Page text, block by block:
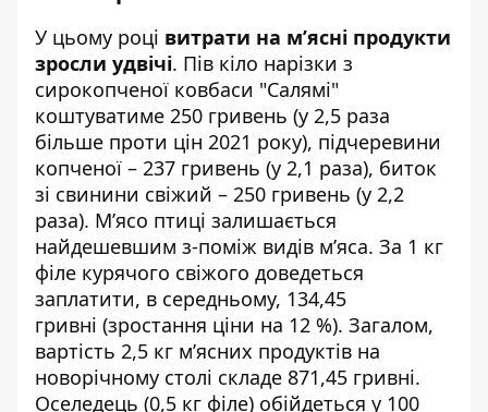
У цьому році витрати на м’ясні продукти
зросли удвічі. Пів кіло нарізки з
сирокопченої ковбаси "Салямі"
коштуватиме 250 гривень (у 2,5 раза
більше проти цін 2021 року), підчеревини
копченої – 237 гривень (у 2,1 раза), биток
зі свинини свіжий – 250 гривень (у 2,2
раза). М’ясо птиці залишається
найдешевшим з-поміж видів м’яса. За 1 кг
філе курячого свіжого доведеться
заплатити, в середньому, 134,45
гривні (зростання ціни на 12 %). Загалом,
вартість 2,5 кг м’ясних продуктів на
новорічному столі складе 871,45 гривні.
Оселедець (0,5 кг філе) обійдеться у 100